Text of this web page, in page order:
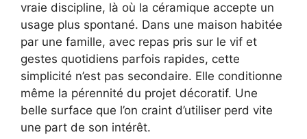
vraie discipline, là où la céramique accepte un
usage plus spontané. Dans une maison habitée
par une famille, avec repas pris sur le vif et
gestes quotidiens parfois rapides, cette
simplicité n’est pas secondaire. Elle conditionne
même la pérennité du projet décoratif. Une
belle surface que l’on craint d’utiliser perd vite
une part de son intérêt.